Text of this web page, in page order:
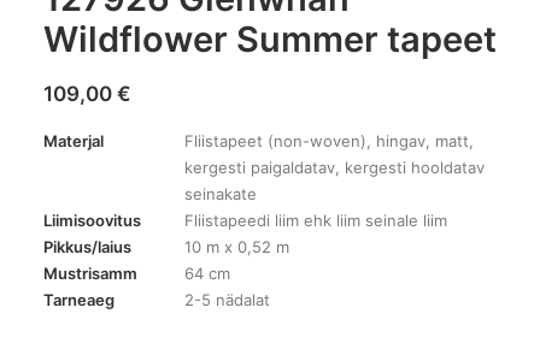
Wildflower Summer tapeet
109,00 €
Materjal
Fliistapeet (non-woven), hingav, matt,
kergesti paigaldatav, kergesti hooldatav
seinakate
Liimisoovitus
Fliistapeedi liim ehk liim seinale liim
Pikkus/laius
10 m x 0,52 m
Mustrisamm
64 cm
Tarneaeg
2-5 nädalat